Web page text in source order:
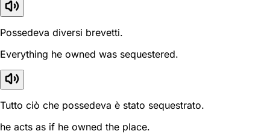
Possedeva diversi brevetti.
Everything he owned was sequestered.
Tutto ciò che possedeva è stato sequestrato.
he acts as if he owned the place.